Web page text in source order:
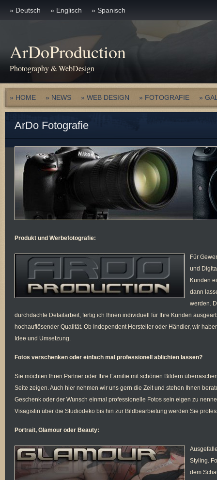
» Deutsch » Englisch » Spanisch
ArDoProduction
Photography & WebDesign
» HOME » NEWS » WEB DESIGN » FOTOGRAFIE »
ArDo Fotografie
Produkt und Werbefotografie:
Für
und
Kunden
dann
werden.
durchdachte Detailarbeit, fertig ich Ihnen individuell für Ihre Kunden
hochauflösender Qualität. Ob Independent Hersteller oder Händler, wir
Idee und Umsetzung.
Fotos verschenken oder einfach mal professionell ablichten lassen?
Sie möchten Ihren Partner oder Ihre Familie mit schönen Bildern
Seite zeigen. Auch hier nehmen wir uns gern die Zeit und stehen Ihnen
Geschenk oder der Wunsch einmal professionelle Fotos sein eigen zu
Visagistin über die Studiodeko bis hin zur Bildbearbeitung werden Sie
Portrait, Glamour oder Beauty:
Styling.
dem